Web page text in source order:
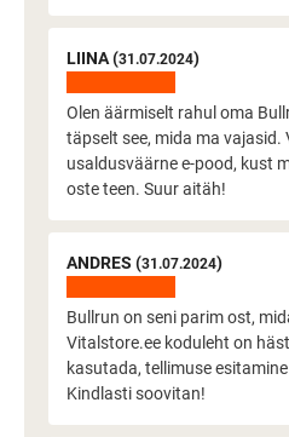
LIINA (31.07.2024)
Olen äärmiselt rahul oma
täpselt see, mida ma vajasid.
usaldusväärne e-pood, kust
oste teen. Suur aitäh!
ANDRES (31.07.2024)
Bullrun on seni parim ost,
Vitalstore.ee koduleht on
kasutada, tellimuse
Kindlasti soovitan!